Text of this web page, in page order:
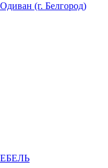
(г. Белгород)